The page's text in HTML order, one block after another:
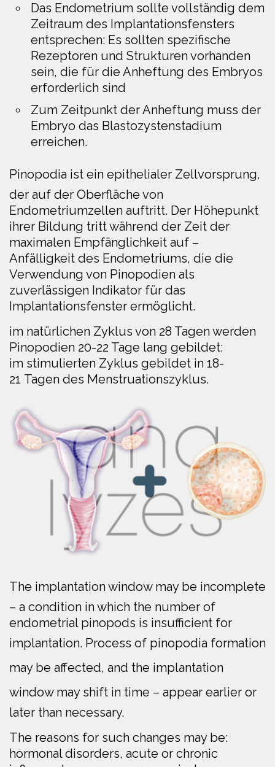
Das Endometrium sollte vollständig dem
Zeitraum des Implantationsfensters
entsprechen: Es sollten spezifische
Rezeptoren und Strukturen vorhanden
sein, die für die Anheftung des Embryos
erforderlich sind
Zum Zeitpunkt der Anheftung muss der
Embryo das Blastozystenstadium
erreichen.
Pinopodia ist ein epithelialer Zellvorsprung,
der auf der Oberfläche von
Endometriumzellen auftritt. Der Höhepunkt
ihrer Bildung tritt während der Zeit der
maximalen Empfänglichkeit auf –
Anfälligkeit des Endometriums, die die
Verwendung von Pinopodien als
zuverlässigen Indikator für das
Implantationsfenster ermöglicht.
im natürlichen Zyklus von 28 Tagen werden
Pinopodien 20-22 Tage lang gebildet;
im stimulierten Zyklus gebildet in 18-
21 Tagen des Menstruationszyklus.
The implantation window may be incomplete
– a condition in which the number of
endometrial pinopods is insufficient for
implantation. Process of pinopodia formation
may be affected, and the implantation
window may shift in time – appear earlier or
later than necessary.
The reasons for such changes may be:
hormonal disorders, acute or chronic